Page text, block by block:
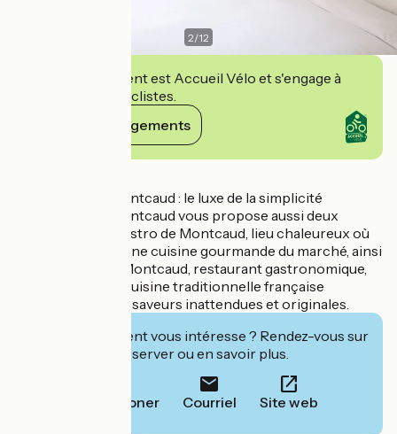
2/12
Cet établissement est Accueil Vélo et s'engage à
accueillir des cyclistes.
Voir ses engagements
Le Château de Montcaud : le luxe de la simplicité
Le Château de Montcaud vous propose aussi deux
restaurants : Le Bistro de Montcaud, lieu chaleureux où
vous dégusterez une cuisine gourmande du marché, ainsi
que Le Cèdre de Montcaud, restaurant gastronomique,
qui propose une cuisine traditionnelle française
revisitée avec des saveurs inattendues et originales.
Cet établissement vous intéresse ? Rendez-vous sur
leur site pour réserver ou en savoir plus.
Téléphoner Courriel Site web